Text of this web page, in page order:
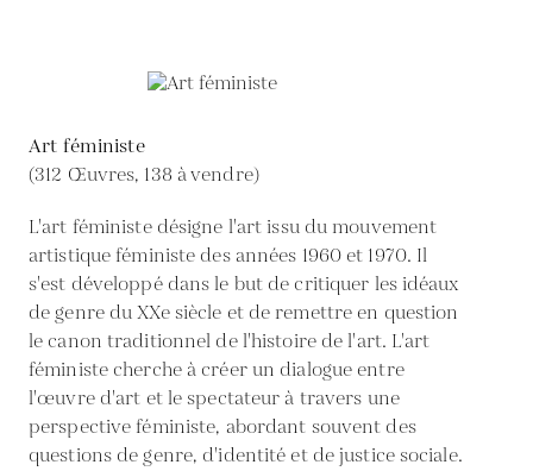
Art féministe
(312 Œuvres, 138 à vendre)
L'art féministe désigne l'art issu du mouvement
artistique féministe des années 1960 et 1970. Il
s'est développé dans le but de critiquer les idéaux
de genre du XXe siècle et de remettre en question
le canon traditionnel de l'histoire de l'art. L'art
féministe cherche à créer un dialogue entre
l'œuvre d'art et le spectateur à travers une
perspective féministe, abordant souvent des
questions de genre, d'identité et de justice sociale.